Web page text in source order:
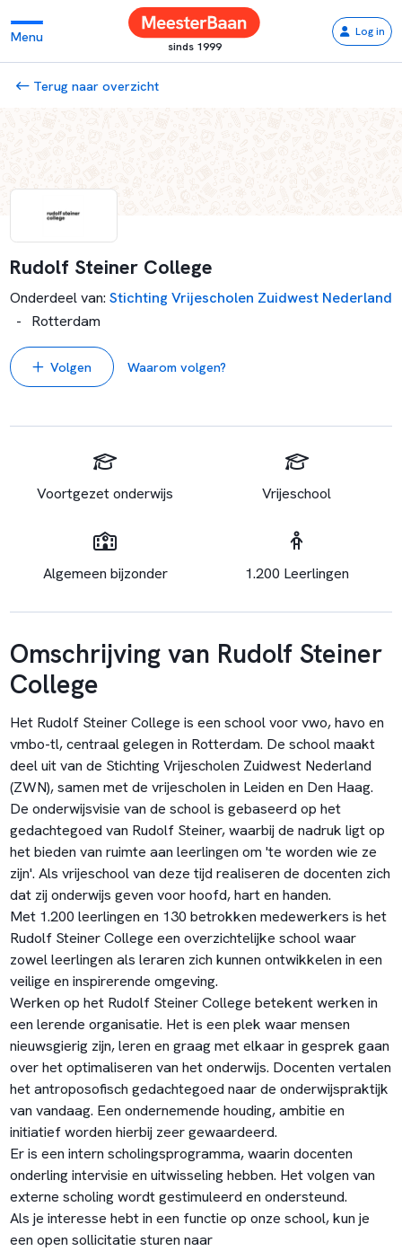
Menu
sinds 1999
Log in
Terug naar overzicht
Rudolf Steiner College
Onderdeel van: Stichting Vrijescholen Zuidwest Nederland
-
Rotterdam
Volgen Waarom volgen?
Voortgezet onderwijs Vrijeschool
Algemeen bijzonder 1.200 Leerlingen
Omschrijving van Rudolf Steiner
College
Het Rudolf Steiner College is een school voor vwo, havo en
vmbo-tl, centraal gelegen in Rotterdam. De school maakt
deel uit van de Stichting Vrijescholen Zuidwest Nederland
(ZWN), samen met de vrijescholen in Leiden en Den Haag.
De onderwijsvisie van de school is gebaseerd op het
gedachtegoed van Rudolf Steiner, waarbij de nadruk ligt op
het bieden van ruimte aan leerlingen om 'te worden wie ze
zijn'. Als vrijeschool van deze tijd realiseren de docenten zich
dat zij onderwijs geven voor hoofd, hart en handen.
Met 1.200 leerlingen en 130 betrokken medewerkers is het
Rudolf Steiner College een overzichtelijke school waar
zowel leerlingen als leraren zich kunnen ontwikkelen in een
veilige en inspirerende omgeving.
Werken op het Rudolf Steiner College betekent werken in
een lerende organisatie. Het is een plek waar mensen
nieuwsgierig zijn, leren en graag met elkaar in gesprek gaan
over het optimaliseren van het onderwijs. Docenten vertalen
het antroposofisch gedachtegoed naar de onderwijspraktijk
van vandaag. Een ondernemende houding, ambitie en
initiatief worden hierbij zeer gewaardeerd.
Er is een intern scholingsprogramma, waarin docenten
onderling intervisie en uitwisseling hebben. Het volgen van
externe scholing wordt gestimuleerd en ondersteund.
Als je interesse hebt in een functie op onze school, kun je
een open sollicitatie sturen naar